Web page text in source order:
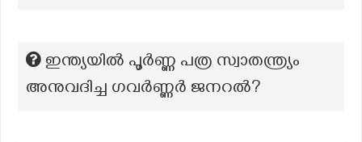
ഇന്ത്യയിൽ പൂർണ്ണ പത്ര സ്വാതന്ത്ര്യം
അനുവദിച്ച ഗവർണ്ണർ ജനറൽ?